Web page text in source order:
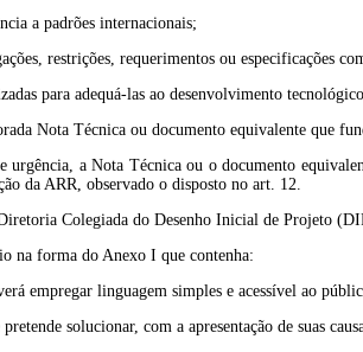
a padrões internacionais;
restrições, requerimentos ou especificações
para adequá-las ao desenvolvimento
Nota Técnica ou documento equivalente que
urgência, a Nota Técnica ou o documento
da ARR, observado o disposto no art. 12.
Colegiada do Desenho Inicial de Projeto
na forma do Anexo I que contenha:
empregar linguagem simples e acessível ao
solucionar, com a apresentação de suas